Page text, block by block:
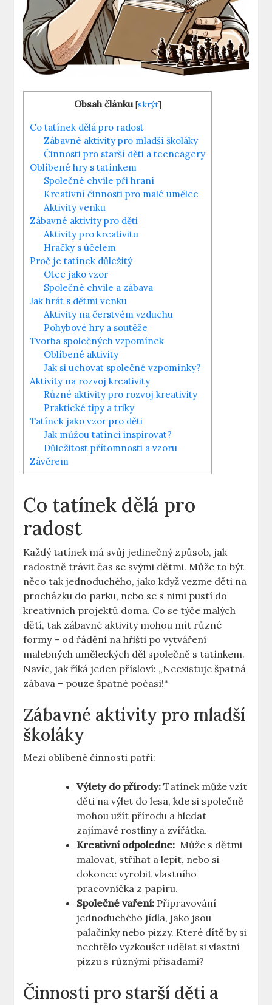
Obsah článku [skrýt]
Co tatínek ⁢dělá pro⁢ radost
Zábavné aktivity pro mladší⁤ školáky
Činnosti pro starší děti a teeneagery
Oblíbené hry s tatínkem
Společné chvíle při ⁢hraní
Kreativní činnosti pro malé umělce
Aktivity venku
Zábavné aktivity pro⁤ děti
Aktivity⁢ pro kreativitu
Hračky s účelem
Proč je ‍tatínek důležitý
Otec jako vzor
Společné chvíle⁤ a zábava
Jak hrát⁣ s⁢ dětmi⁣ venku
Aktivity na čerstvém vzduchu
Pohybové hry a soutěže
Tvorba společných vzpomínek
Oblíbené aktivity
Jak si uchovat⁤ společné vzpomínky?
Aktivity⁤ na⁤ rozvoj kreativity
Různé aktivity pro ⁣rozvoj kreativity
Praktické tipy a ​triky
Tatínek ‍jako vzor pro děti
Jak můžou tatínci⁣ inspirovat?
Důležitost přítomnosti ⁢a vzoru
Závěrem
Co tatínek ⁢dělá pro⁢
radost
Každý tatínek má svůj‌ jedinečný způsob, jak
radostně trávit čas se svými dětmi. Může ⁤to být⁣
něco tak⁣ jednoduchého, ⁢jako ⁢když‌ vezme ⁣děti ⁣na
procházku do parku, nebo se s nimi⁤ pustí do⁢
kreativních projektů doma. Co⁤ se týče malých
dětí, tak zábavné aktivity mohou mít různé
formy​ – od ⁤řádění na⁢ hřišti po vytváření
malebných uměleckých⁤ děl společně s tatínkem.
Navíc, jak⁣ říká⁤ jeden přísloví:‍ „Neexistuje špatná
zábava –‌ pouze špatné počasí!“
Zábavné aktivity pro mladší⁤
školáky
Mezi oblíbené činnosti patří:
Výlety do přírody: Tatínek‍ může vzít⁣
děti ‍na výlet do lesa, ‌kde ‌si společně
mohou užít přírodu ‌a ‍hledat
zajímavé‍ rostliny⁤ a ​zvířátka.
Kreativní ⁤odpoledne: ⁢ Může s dětmi
⁢malovat, ⁤stříhat⁣ a lepit, nebo si
‍dokonce vyrobit ⁤vlastního
pracovníčka z papíru.
Společné vaření: Připravování
jednoduchého jídla, jako jsou
palačinky‍ nebo pizzy. Které dítě by⁤ si
nechtělo vyzkoušet udělat ⁤si vlastní
pizzu s‍ různými přísadami?
Činnosti pro starší děti a